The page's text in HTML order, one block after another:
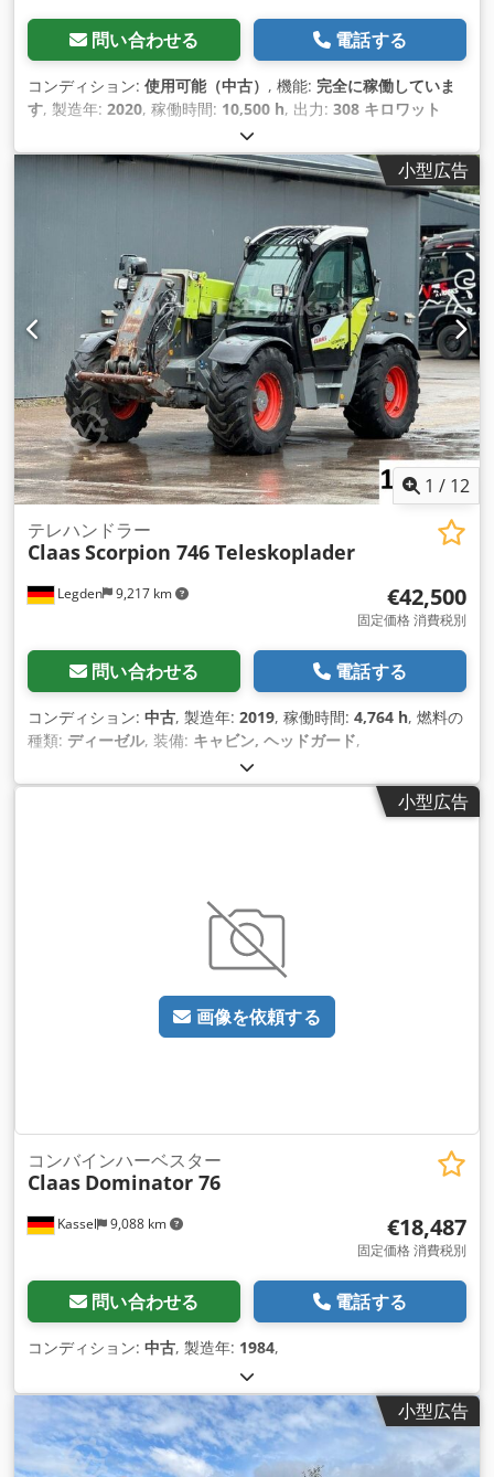
問い合わせる 電話する
コンディション: 使用可能（中古） , 機能: 完全に稼働していま
す, 製造年: 2020, 稼働時間: 10,500 h, 出力: 308 キロワット
, エンジンメーカー:
最高速度:50 km/h, 初回登録:08/2026, 次回検査（TÜV）:
08/2026
, 色:緑色, 総重量:18,000 kg（キログラム） , フロント
710/75 R42, 全
7,593 mm
, 機械／車両番号:
エアコン, キャビン, フロント
PTO（パワーテイクオフ）, フロントエンドローダー, 油圧, 照
明, 追加ヘッドライト,
小型広告
1 / 12
Legden 9,217 km
テレハンドラー
ClaasScorpion 746 Teleskoplader
€42,500
固定価格 消費税別
問い合わせる 電話する
コンディション: 中古, 製造年: 2019, 稼働時間: 4,764 h, 燃料の
種類: ディーゼル, 装備: キャビン, ヘッドガード,
小型広告
画像を依頼する
Kassel 9,088 km
コンバインハーベスター
Claas Dominator 76
€18,487
固定価格 消費税別
問い合わせる 電話する
コンディション: 中古, 製造年: 1984,
小型広告